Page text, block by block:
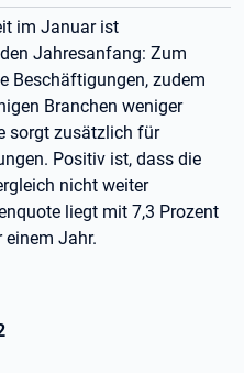
im Januar ist
Jahresanfang: Zum
Beschäftigungen, zudem
Branchen weniger
sorgt zusätzlich für
Positiv ist, dass die
nicht weiter
liegt mit 7,3 Prozent
Jahr.